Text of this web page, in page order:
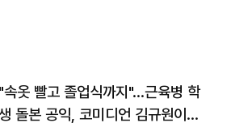
"속옷 빨고 졸업식까지"…근육병 학
돌본 공익, 코미디언 김규원이었